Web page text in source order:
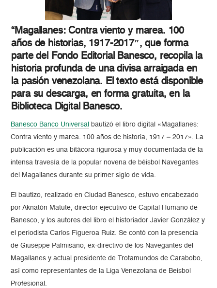
“Magallanes: Contra viento y marea. 100
años de historias, 1917-2017″, que forma
parte del Fondo Editorial Banesco, recopila la
historia profunda de una divisa arraigada en
la pasión venezolana. El texto está disponible
para su descarga, en forma gratuita, en la
Biblioteca Digital Banesco.
Banesco Banco Universal
bautizó el libro digital «Magallanes:
Contra viento y marea. 100 años de historia, 1917 – 2017». La
publicación es una bitácora rigurosa y muy documentada de la
intensa travesía de la popular novena de béisbol Navegantes
del Magallanes durante su primer siglo de vida.
El bautizo, realizado en Ciudad Banesco, estuvo encabezado
por Aknatón Matute, director ejecutivo de Capital Humano de
Banesco, y los autores del libro el historiador Javier González y
el periodista Carlos Figueroa Ruiz. Se contó con la presencia
de Giuseppe Palmisano, ex-directivo de los Navegantes del
Magallanes y actual presidente de Trotamundos de Carabobo,
así como representantes de la Liga Venezolana de Beisbol
Profesional.